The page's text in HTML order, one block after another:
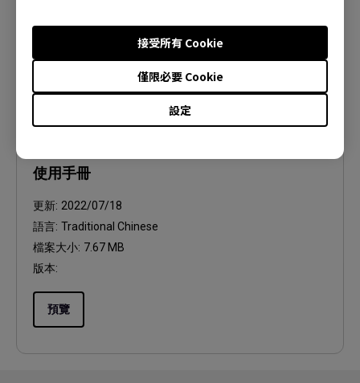
設定
僅限必要 Cookie
接受所有 Cookie
使用手冊
更新: 2022/07/18
語言: Traditional Chinese
檔案大小: 7.67 MB
版本:
預覽